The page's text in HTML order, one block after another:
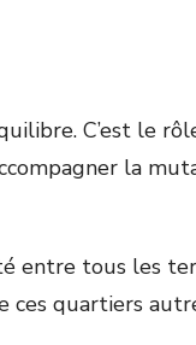
C’est le
la
entre tous les
ces quartiers